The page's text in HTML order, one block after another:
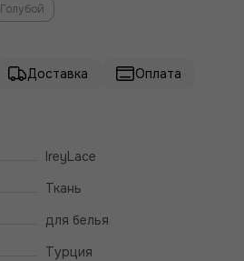
Голубой
Доставка Оплата
IreyLace
Ткань
для белья
Турция